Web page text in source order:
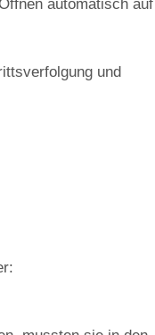
automatisch auf
und